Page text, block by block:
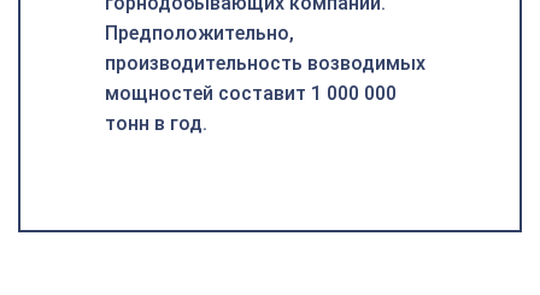
Предположительно,
производительность возводимых
мощностей составит 1 000 000
тонн в год.